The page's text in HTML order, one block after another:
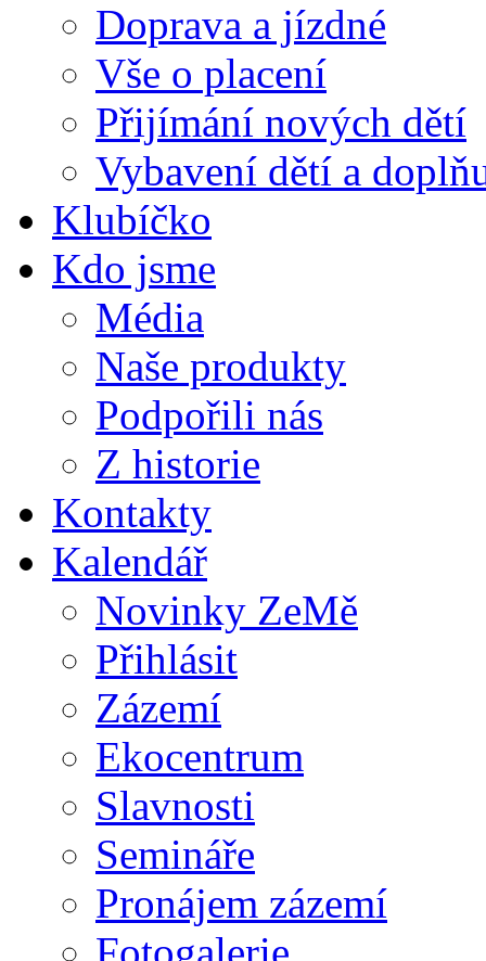
Doprava a jízdné
Vše o placení
Přijímání nových dětí
Vybavení dětí a
Klubíčko
Kdo jsme
Média
Naše produkty
Podpořili nás
Z historie
Kontakty
Kalendář
Novinky ZeMě
Přihlásit
Zázemí
Ekocentrum
Slavnosti
Semináře
Pronájem zázemí